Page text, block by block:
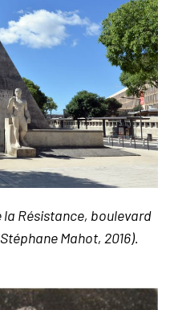
la Résistance, boulevard
Mahot, 2016).